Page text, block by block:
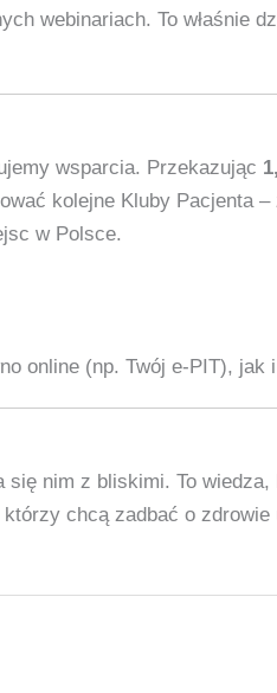
webinariach. To właśnie
wsparcia. Przekazując
kolejne Kluby Pacjenta
w Polsce.
online (np. Twój e‑PIT), jak
nim z bliskimi. To
chcą zadbać o zdrowie